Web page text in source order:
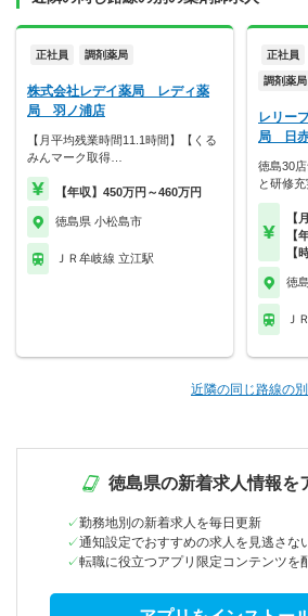
正社員 調剤薬局
株式会社レデイ薬局 レディ薬
局 羽ノ浦店
【月平均残業時間11.1時間】【くる
みんマーク取得…
【年収】450万円～460万円
徳島県 小松島市
ＪＲ牟岐線 立江駅
正社員
調剤薬局
レリー
局 日
徳島30
と研修
【
【
【
徳
Ｊ
近隣の同じ路線の
徳島県の新着求人情報を
勤務地別の新着求人を毎日更新
通知設定でおすすめの求人を見逃さな
転職に役立つアプリ限定コンテンツを